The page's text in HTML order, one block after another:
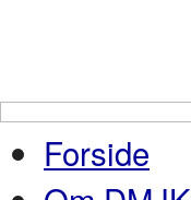
Forside